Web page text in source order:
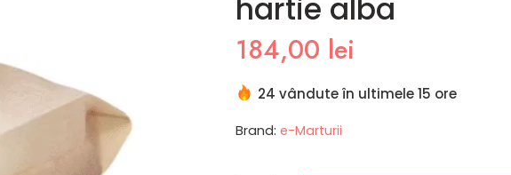
hartie alba
184,00 lei
24 vândute în ultimele 15 ore
Brand: e-Marturii